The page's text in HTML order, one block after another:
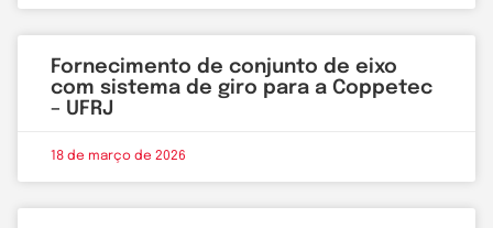
Fornecimento de conjunto de eixo
com sistema de giro para a Coppetec
– UFRJ
18 de março de 2026